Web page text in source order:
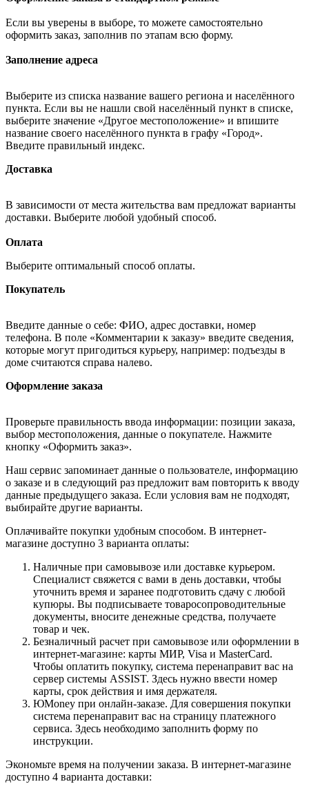
Если вы уверены в выборе, то можете самостоятельно
оформить заказ, заполнив по этапам всю форму.
Заполнение адреса
Выберите из списка название вашего региона и населённого
пункта. Если вы не нашли свой населённый пункт в списке,
выберите значение «Другое местоположение» и впишите
название своего населённого пункта в графу «Город».
Введите правильный индекс.
Доставка
В зависимости от места жительства вам предложат варианты
доставки. Выберите любой удобный способ.
Оплата
Выберите оптимальный способ оплаты.
Покупатель
Введите данные о себе: ФИО, адрес доставки, номер
телефона. В поле «Комментарии к заказу» введите сведения,
которые могут пригодиться курьеру, например: подъезды в
доме считаются справа налево.
Оформление заказа
Проверьте правильность ввода информации: позиции заказа,
выбор местоположения, данные о покупателе. Нажмите
кнопку «Оформить заказ».
Наш сервис запоминает данные о пользователе, информацию
о заказе и в следующий раз предложит вам повторить к вводу
данные предыдущего заказа. Если условия вам не подходят,
выбирайте другие варианты.
Оплачивайте покупки удобным способом. В интернет-
магазине доступно 3 варианта оплаты:
Наличные при самовывозе или доставке курьером.
Специалист свяжется с вами в день доставки, чтобы
уточнить время и заранее подготовить сдачу с любой
купюры. Вы подписываете товаросопроводительные
документы, вносите денежные средства, получаете
товар и чек.
Безналичный расчет при самовывозе или оформлении в
интернет-магазине: карты МИР, Visa и MasterCard.
Чтобы оплатить покупку, система перенаправит вас на
сервер системы ASSIST. Здесь нужно ввести номер
карты, срок действия и имя держателя.
ЮMoney при онлайн-заказе. Для совершения покупки
система перенаправит вас на страницу платежного
сервиса. Здесь необходимо заполнить форму по
инструкции.
Экономьте время на получении заказа. В интернет-магазине
доступно 4 варианта доставки: